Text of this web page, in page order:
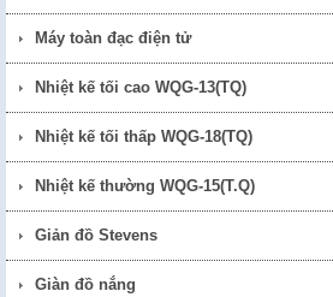
Máy toàn đạc điện tử
Nhiệt kế tối cao WQG-13(TQ)
Nhiệt kế tối thấp WQG-18(TQ)
Nhiệt kế thường WQG-15(T.Q)
Giản đồ Stevens
Giàn đồ nắng